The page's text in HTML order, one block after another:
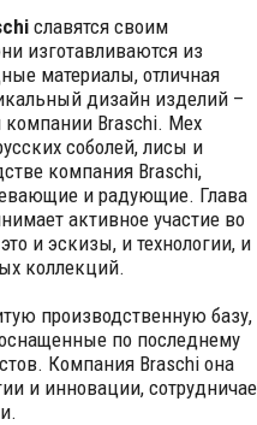
славятся своим
изготавливаются из
материалы, отличная
дизайн изделий –
Braschi. Мех
соболей, лисы и
компания Braschi,
и радующие. Глава
активное участие во
и эскизы, и технологии, и
коллекций.
производственную базу,
по последнему
Компания Braschi она
и инновации,